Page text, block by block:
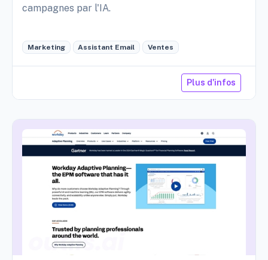
campagnes par l'IA.
Marketing Assistant Email Ventes
Plus d'infos